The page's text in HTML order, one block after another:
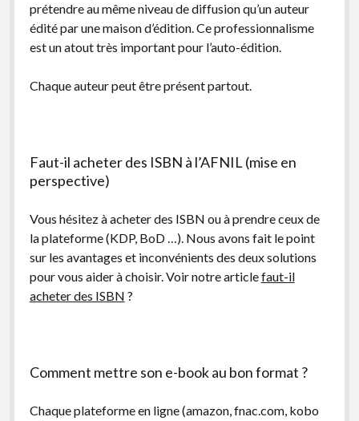
prétendre au même niveau de diffusion qu’un auteur
édité par une maison d’édition. Ce professionnalisme
est un atout très important pour l’auto-édition.
Chaque auteur peut être présent partout.
Faut-il acheter des ISBN à l’AFNIL (mise en
perspective)
Vous hésitez à acheter des ISBN ou à prendre ceux de
la plateforme (KDP, BoD …). Nous avons fait le point
sur les avantages et inconvénients des deux solutions
pour vous aider à choisir. Voir notre articlefaut-il
acheter des ISBN ?
Comment mettre son e-book au bon format ?
Chaque plateforme en ligne (amazon, fnac.com, kobo